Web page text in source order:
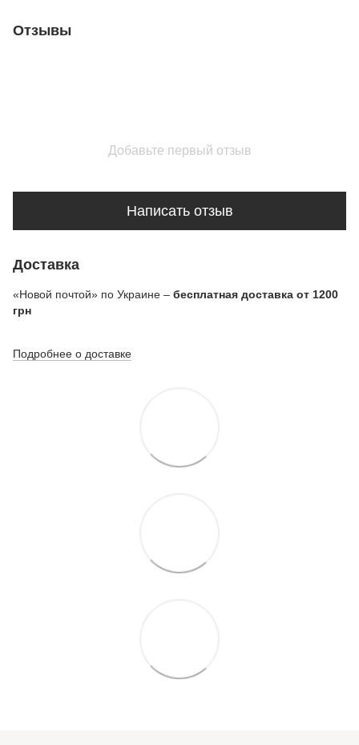
Отзывы
Добавьте первый отзыв
Написать отзыв
Доставка
«Новой почтой» по Украине – бесплатная доставка от 1200
грн
Подробнее о доставке